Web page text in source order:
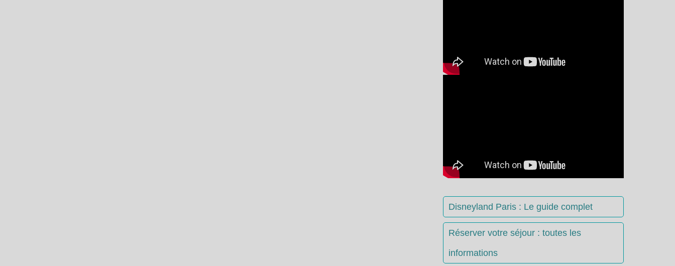
Disneyland Paris : Le guide complet
Réserver votre séjour : toutes les
informations